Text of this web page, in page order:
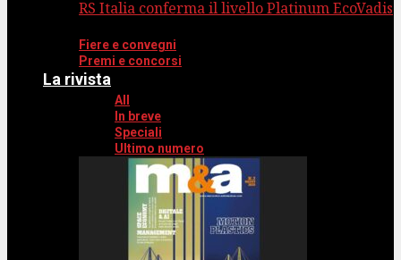
RS Italia conferma il livello Platinum EcoVadis
Fiere e convegni
Premi e concorsi
La rivista
All
In breve
Speciali
Ultimo numero